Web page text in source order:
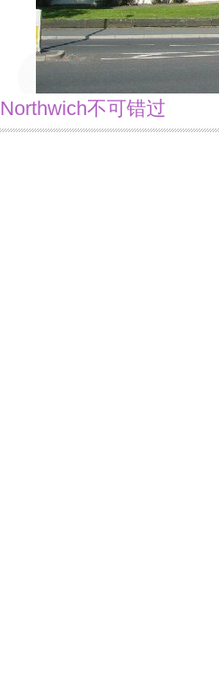
Northwich不可错过